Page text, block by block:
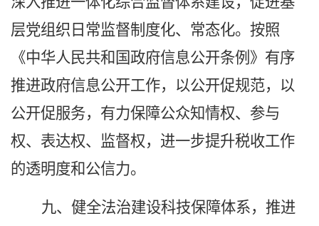
层党组织日常监督制度化、常态化。按照
《中华人民共和国政府信息公开条例》有序
推进政府信息公开工作，以公开促规范，以
公开促服务，有力保障公众知情权、参与
权、表达权、监督权，进一步提升税收工作
的透明度和公信力。
九、健全法治建设科技保障体系，推进